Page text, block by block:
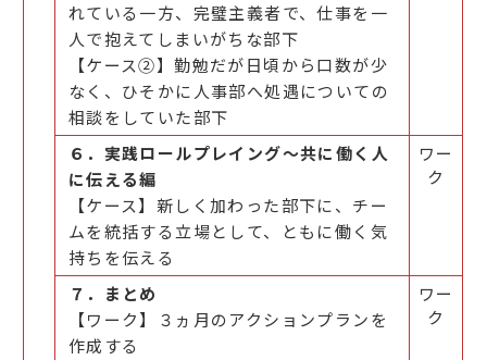
れている一方、完璧主義者で、仕事を一
人で抱えてしまいがちな部下
【ケース②】勤勉だが日頃から口数が少
なく、ひそかに人事部へ処遇についての
相談をしていた部下
６．実践ロールプレイング～共に働く人
に伝える編
【ケース】新しく加わった部下に、チー
ムを統括する立場として、ともに働く気
持ちを伝える
ワー
ク
７．まとめ
【ワーク】３ヵ月のアクションプランを
作成する
ワー
ク